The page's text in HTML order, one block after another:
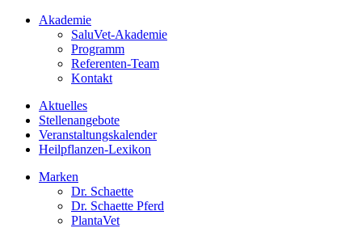
Akademie
SaluVet-Akademie
Programm
Referenten-Team
Kontakt
Aktuelles
Stellenangebote
Veranstaltungskalender
Heilpflanzen-Lexikon
Marken
Dr. Schaette
Dr. Schaette Pferd
PlantaVet